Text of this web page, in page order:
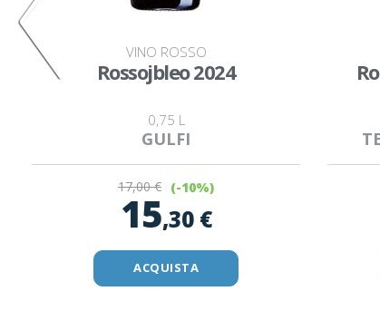
VINO ROSSO
Rossojbleo 2024
0,75 L
GULFI
17,00 € (-10%)
15,30 €
ACQUISTA